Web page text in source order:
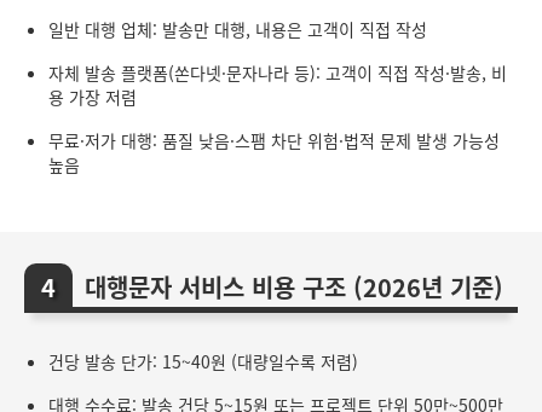
일반 대행 업체: 발송만 대행, 내용은 고객이 직접 작성
자체 발송 플랫폼(쏜다넷·문자나라 등): 고객이 직접 작성·발송, 비
용 가장 저렴
무료·저가 대행: 품질 낮음·스팸 차단 위험·법적 문제 발생 가능성
높음
대행문자 서비스 비용 구조 (2026년 기준)
건당 발송 단가: 15~40원 (대량일수록 저렴)
대행 수수료: 발송 건당 5~15원 또는 프로젝트 단위 50만~500만